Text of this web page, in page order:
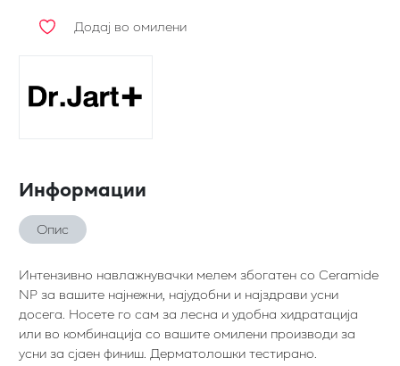
Додај во омилени
Информации
Опис
Интензивно навлажнувачки мелем збогатен со Ceramide
NP за вашите најнежни, најудобни и најздрави усни
досега. Носете го сам за лесна и удобна хидратација
или во комбинација со вашите омилени производи за
усни за сјаен финиш. Дерматолошки тестирано.